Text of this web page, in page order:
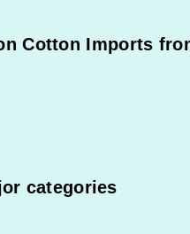
Cotton Imports
categories